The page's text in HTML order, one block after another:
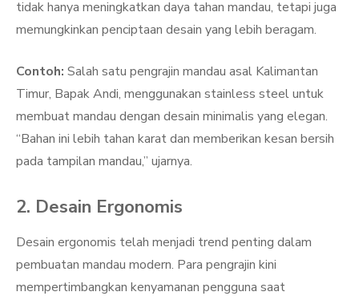
tidak hanya meningkatkan daya tahan mandau, tetapi juga
memungkinkan penciptaan desain yang lebih beragam.
Contoh: Salah satu pengrajin mandau asal Kalimantan
Timur, Bapak Andi, menggunakan stainless steel untuk
membuat mandau dengan desain minimalis yang elegan.
“Bahan ini lebih tahan karat dan memberikan kesan bersih
pada tampilan mandau,” ujarnya.
2. Desain Ergonomis
Desain ergonomis telah menjadi trend penting dalam
pembuatan mandau modern. Para pengrajin kini
mempertimbangkan kenyamanan pengguna saat